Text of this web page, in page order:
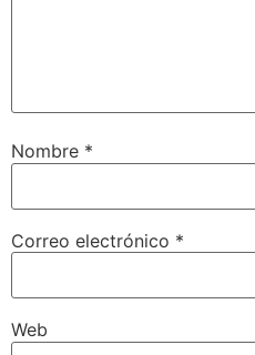
Nombre *
Correo electrónico *
Web